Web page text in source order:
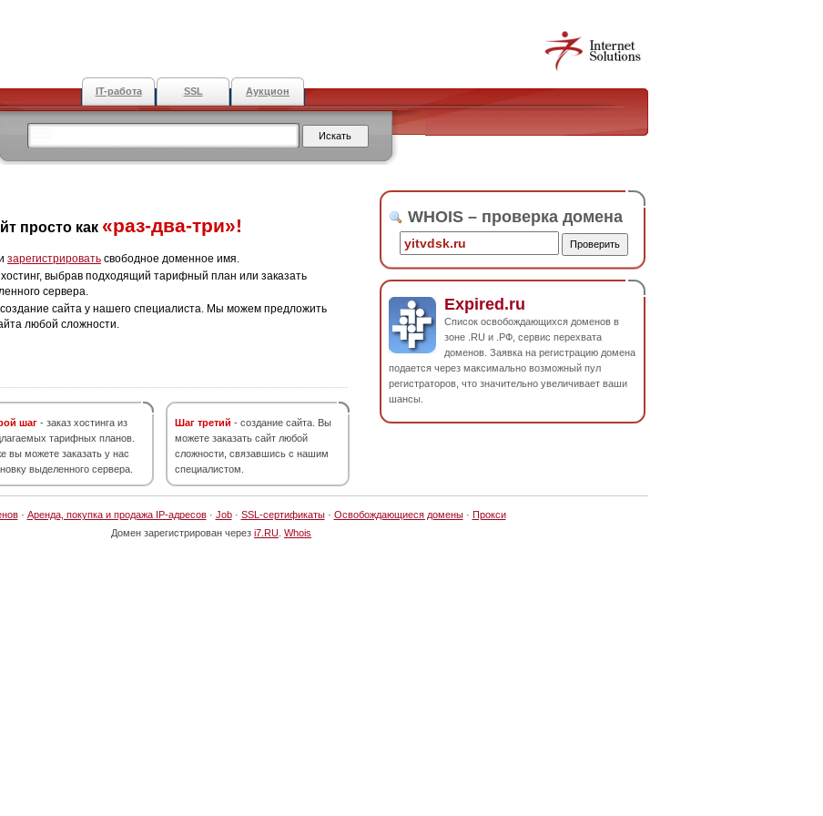
IT-работа SSL Аукцион
просто как «раз-два-три»!
зарегистрировать свободное доменное имя.
хостинг, выбрав подходящий тарифный план или заказать
сервера.
создание сайта у нашего специалиста. Мы можем предложить
любой сложности.
шаг - заказ хостинга из
тарифных планов.
вы можете заказать у нас
выделенного сервера.
Шаг третий - создание сайта. Вы
можете заказать сайт любой
сложности, связавшись с нашим
специалистом.
WHOIS – проверка домена
Expired.ru
Список освобождающихся доменов в
зоне .RU и .РФ, сервис перехвата
доменов. Заявка на регистрацию домена
подается через максимально возможный пул
регистраторов, что значительно увеличивает ваши
шансы.
· Аренда, покупка и продажа IP-адресов· Job· SSL-сертификаты· Освобождающиеся домены· Прокси
Домен зарегистрирован через i7.RU Whois